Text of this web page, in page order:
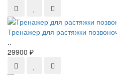
Тренажер для растяжки
..
29900 ₽